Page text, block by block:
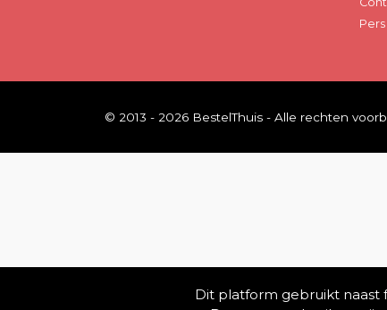
Pers
© 2013 - 2026 BestelThuis - Alle rechten
Dit platform gebruikt naast